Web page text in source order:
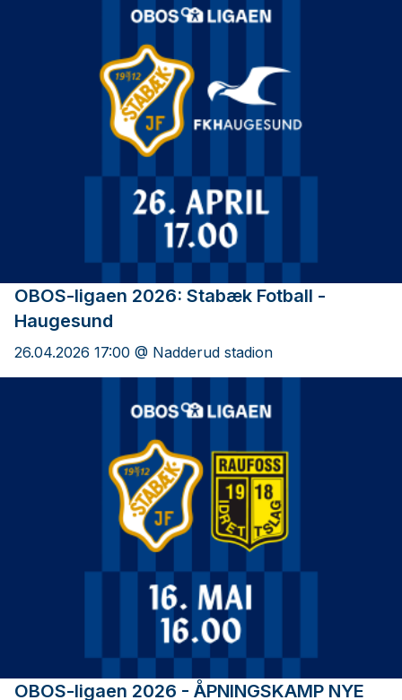
OBOS-ligaen 2026: Stabæk Fotball -
Haugesund
26.04.2026 17:00 @ Nadderud stadion
OBOS-ligaen 2026 - ÅPNINGSKAMP NYE